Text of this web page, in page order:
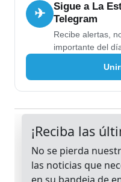
✈
Sigue a La
Telegram
Recibe alertas,
importante del